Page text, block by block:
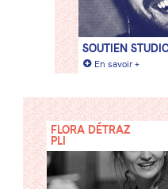
SOUTIEN
+ En savoir +
FLORA DÉTRAZ
PLI